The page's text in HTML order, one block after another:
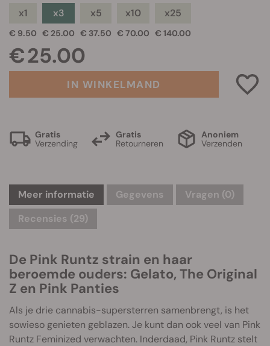
x1
€ 9.50
x3
€ 25.00
x5
€ 37.50
x10
€ 70.00
x25
€ 140.00
€ 25.00
IN WINKELMAND
Gratis
Verzending
Gratis
Retourneren
Anoniem
Verzenden
Meer informatie Gegevens Vragen (0)
Recensies (29)
De Pink Runtz strain en haar
beroemde ouders: Gelato, The Original
Z en Pink Panties
Als je drie cannabis-supersterren samenbrengt, is het
sowieso genieten geblazen. Je kunt dan ook veel van Pink
Runtz Feminized verwachten. Inderdaad, Pink Runtz stelt